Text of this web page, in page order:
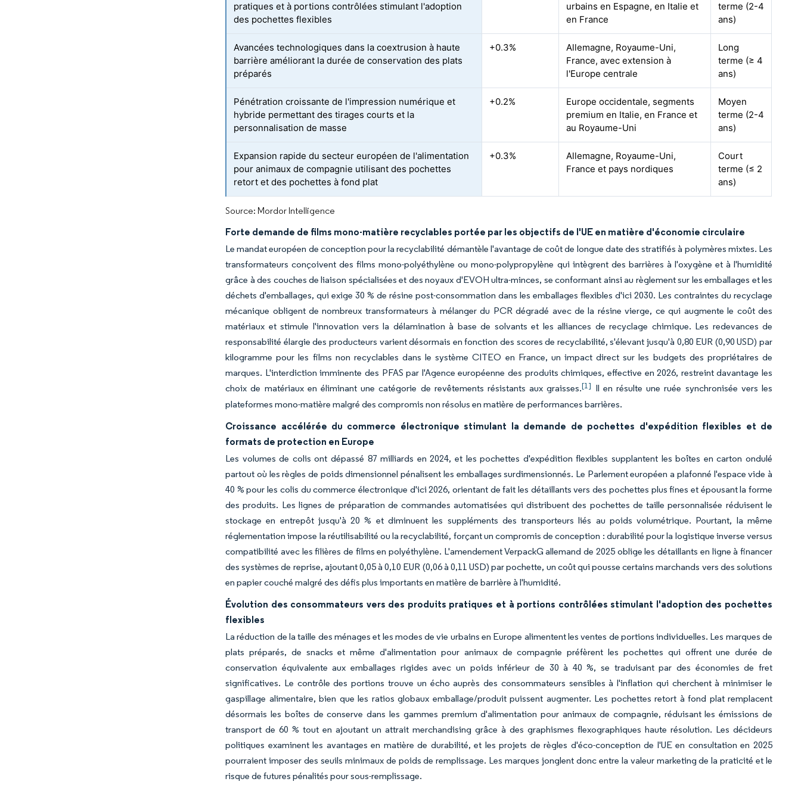
pratiques et à portions contrôlées stimulant l'adoption
des pochettes flexibles
urbains en Espagne, en Italie et
en France
terme (2-4
ans)
Avancées technologiques dans la coextrusion à haute
barrière améliorant la durée de conservation des plats
préparés
+0.3%
Allemagne, Royaume-Uni,
France, avec extension à
l'Europe centrale
Long
terme (≥ 4
ans)
Pénétration croissante de l'impression numérique et
hybride permettant des tirages courts et la
personnalisation de masse
+0.2%
Europe occidentale, segments
premium en Italie, en France et
au Royaume-Uni
Moyen
terme (2-4
ans)
Expansion rapide du secteur européen de l'alimentation
pour animaux de compagnie utilisant des pochettes
retort et des pochettes à fond plat
+0.3%
Allemagne, Royaume-Uni,
France et pays nordiques
Court
terme (≤ 2
ans)
Source: Mordor Intelligence
Forte demande de films mono-matière recyclables portée par les objectifs de l'UE en matière d'économie circulaire
Le mandat européen de conception pour la recyclabilité démantèle l'avantage de coût de longue date des stratifiés à polymères mixtes. Les
transformateurs conçoivent des films mono-polyéthylène ou mono-polypropylène qui intègrent des barrières à l'oxygène et à l'humidité
grâce à des couches de liaison spécialisées et des noyaux d'EVOH ultra-minces, se conformant ainsi au règlement sur les emballages et les
déchets d'emballages, qui exige 30 % de résine post-consommation dans les emballages flexibles d'ici 2030. Les contraintes du recyclage
mécanique obligent de nombreux transformateurs à mélanger du PCR dégradé avec de la résine vierge, ce qui augmente le coût des
matériaux et stimule l'innovation vers la délamination à base de solvants et les alliances de recyclage chimique. Les redevances de
responsabilité élargie des producteurs varient désormais en fonction des scores de recyclabilité, s'élevant jusqu'à 0,80 EUR (0,90 USD) par
kilogramme pour les films non recyclables dans le système CITEO en France, un impact direct sur les budgets des propriétaires de
marques. L'interdiction imminente des PFAS par l'Agence européenne des produits chimiques, effective en 2026, restreint davantage les
choix de matériaux en éliminant une catégorie de revêtements résistants aux graisses.[1] Il en résulte une ruée synchronisée vers les
plateformes mono-matière malgré des compromis non résolus en matière de performances barrières.
Croissance accélérée du commerce électronique stimulant la demande de pochettes d'expédition flexibles et de
formats de protection en Europe
Les volumes de colis ont dépassé 87 milliards en 2024, et les pochettes d'expédition flexibles supplantent les boîtes en carton ondulé
partout où les règles de poids dimensionnel pénalisent les emballages surdimensionnés. Le Parlement européen a plafonné l'espace vide à
40 % pour les colis du commerce électronique d'ici 2026, orientant de fait les détaillants vers des pochettes plus fines et épousant la forme
des produits. Les lignes de préparation de commandes automatisées qui distribuent des pochettes de taille personnalisée réduisent le
stockage en entrepôt jusqu'à 20 % et diminuent les suppléments des transporteurs liés au poids volumétrique. Pourtant, la même
réglementation impose la réutilisabilité ou la recyclabilité, forçant un compromis de conception : durabilité pour la logistique inverse versus
compatibilité avec les filières de films en polyéthylène. L'amendement VerpackG allemand de 2025 oblige les détaillants en ligne à financer
des systèmes de reprise, ajoutant 0,05 à 0,10 EUR (0,06 à 0,11 USD) par pochette, un coût qui pousse certains marchands vers des solutions
en papier couché malgré des défis plus importants en matière de barrière à l'humidité.
Évolution des consommateurs vers des produits pratiques et à portions contrôlées stimulant l'adoption des pochettes
flexibles
La réduction de la taille des ménages et les modes de vie urbains en Europe alimentent les ventes de portions individuelles. Les marques de
plats préparés, de snacks et même d'alimentation pour animaux de compagnie préfèrent les pochettes qui offrent une durée de
conservation équivalente aux emballages rigides avec un poids inférieur de 30 à 40 %, se traduisant par des économies de fret
significatives. Le contrôle des portions trouve un écho auprès des consommateurs sensibles à l'inflation qui cherchent à minimiser le
gaspillage alimentaire, bien que les ratios globaux emballage/produit puissent augmenter. Les pochettes retort à fond plat remplacent
désormais les boîtes de conserve dans les gammes premium d'alimentation pour animaux de compagnie, réduisant les émissions de
transport de 60 % tout en ajoutant un attrait merchandising grâce à des graphismes flexographiques haute résolution. Les décideurs
politiques examinent les avantages en matière de durabilité, et les projets de règles d'éco-conception de l'UE en consultation en 2025
pourraient imposer des seuils minimaux de poids de remplissage. Les marques jonglent donc entre la valeur marketing de la praticité et le
risque de futures pénalités pour sous-remplissage.